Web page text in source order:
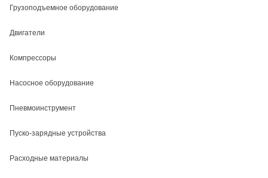
Грузоподъемное оборудование
Двигатели
Компрессоры
Насосное оборудование
Пневмоинструмент
Пуско-зарядные устройства
Расходные материалы